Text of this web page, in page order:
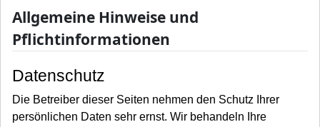
Allgemeine Hinweise und
Pflichtinformationen
Datenschutz
Die Betreiber dieser Seiten nehmen den Schutz Ihrer
persönlichen Daten sehr ernst. Wir behandeln Ihre